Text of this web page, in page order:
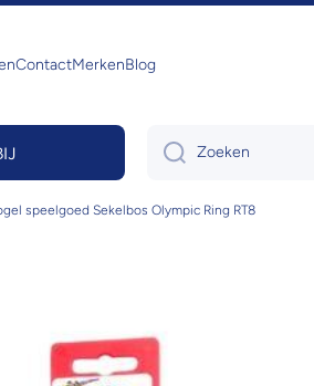
ContactMerkenBlog
Zoeken
speelgoed Sekelbos Olympic Ring RT8